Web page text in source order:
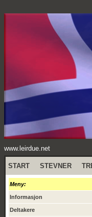
www.leirdue.net
START STEVNER
Meny:
Informasjon
Deltakere